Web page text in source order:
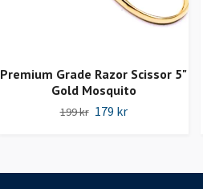
Premium Grade Razor Scissor 5"
Gold Mosquito
199 kr 179 kr